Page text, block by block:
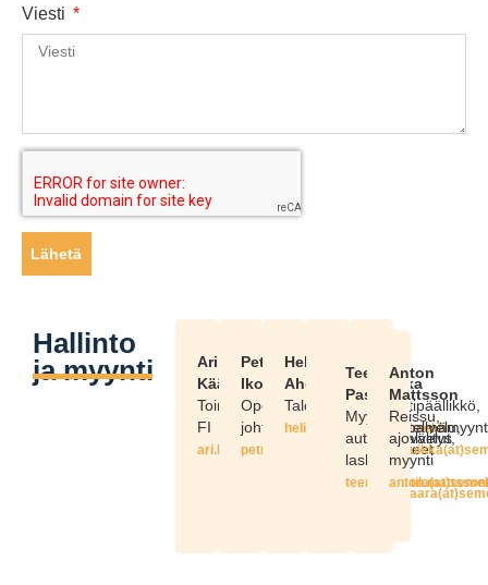
Viesti
Lähetä
Hallinto
ja myynti
Ari
Kääriäinen
Toimitusjohtaja
FI
if.lemes(ta)neniairaak.ira
Petri
Ikonen
Operativinen
johtaja
if.lemes(ta)nenoki.irtep
Heli
Ahdinkallio
Talousjohtaja
if.lemes(ta)oillaknidha.ileh
taksamittaripalvelu,
asennusliikkeet
Ruikka
Myyntipäällikkö,
Teemu
Pastila
Myynti,
autoilijapalvelut,
laskutus
Anton
Mattsson
Reissu,
ajovälitys
myynti